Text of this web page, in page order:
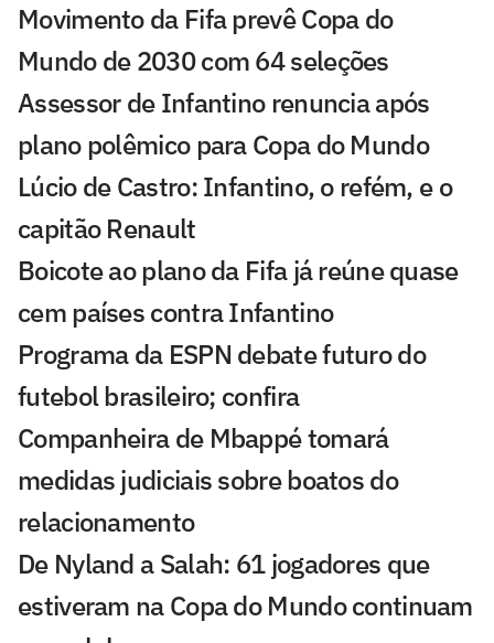
Movimento da Fifa prevê Copa do
Mundo de 2030 com 64 seleções
Assessor de Infantino renuncia após
plano polêmico para Copa do Mundo
Lúcio de Castro: Infantino, o refém, e o
capitão Renault
Boicote ao plano da Fifa já reúne quase
cem países contra Infantino
Programa da ESPN debate futuro do
futebol brasileiro; confira
Companheira de Mbappé tomará
medidas judiciais sobre boatos do
relacionamento
De Nyland a Salah: 61 jogadores que
estiveram na Copa do Mundo continuam